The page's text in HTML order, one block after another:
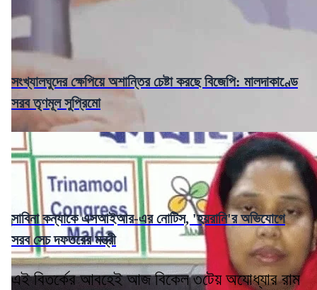
সংখ্যালঘুদের ক্ষেপিয়ে অশান্তির চেষ্টা করছে বিজেপি: মালদাকাণ্ডে
সরব তৃণমূল সুপ্রিমো
সাবিনা কন্যাকে এসআইআর-এর নোটিস, 'হয়রানি'র অভিযোগে
সরব সেচ দফতরের মন্ত্রী
এই বিতর্কের আবহেই আজ বিকেল ৩টেয় অযোধ্যার রাম